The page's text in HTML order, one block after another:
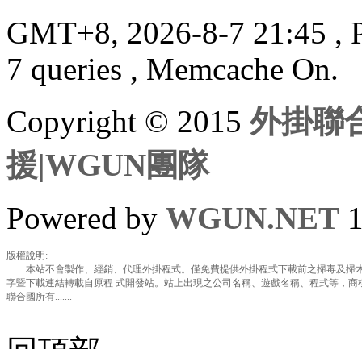
GMT+8, 2026-8-7 21:45 ,
7 queries , Memcache On.
Copyright © 2015外掛聯
援|WGUN團隊
Powered by WGUN.NET
版權說明:
本站不會製作、經銷、代理外掛程式。僅免費提供外掛程式下載前之掃毒及掃
字暨下載連結轉載自原程 式開發站。站上出現之公司名稱、遊戲名稱、程式等，
聯合國所有.......